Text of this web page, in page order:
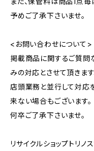
予めご了承下さいませ。
<お問い合わせについて>
掲載商品に関するご質問
みの対応とさせて頂きます
店頭業務と並行して対応
来ない場合もございます。
何卒ご了承下さいませ。
リサイクルショップトリノ